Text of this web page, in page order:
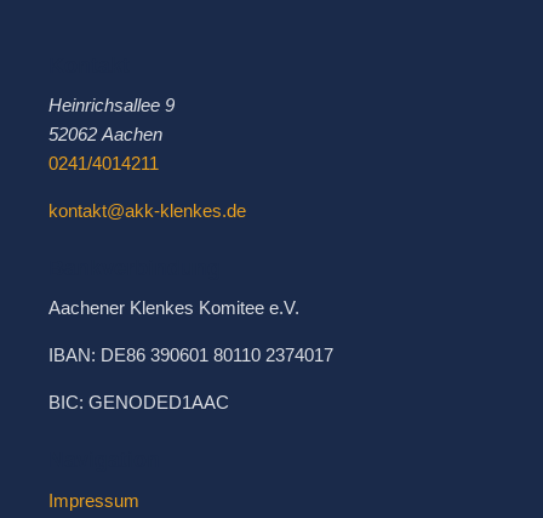
Heinrichsallee 9
52062 Aachen
0241/4014211
kontakt@akk-klenkes.de
Aachener Klenkes Komitee e.V.
IBAN: DE86 390601 80110 2374017
BIC: GENODED1AAC
Impressum